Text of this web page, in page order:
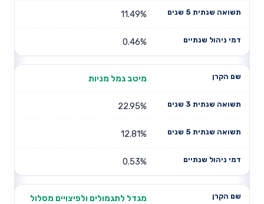
11.49%
0.46%
מיטב גמל מניות
22.95%
12.81%
0.53%
מגדל לתגמולים ולפיצויים מסלול